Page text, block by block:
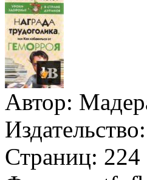
Автор:
Издательство:
Страниц: 224